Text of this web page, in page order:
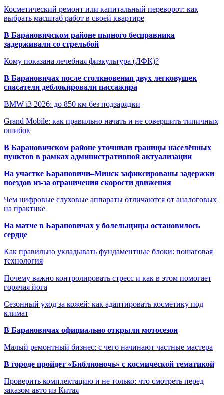
Косметический ремонт или капитальный переворот: как
выбрать масштаб работ в своей квартире
В Барановичском районе пьяного бесправника
задерживали со стрельбой
Кому показана лечебная физкультура (ЛФК)?
В Барановичах после столкновения двух легковушек
спасатели деблокировали пассажира
BMW i3 2026: до 850 км без подзарядки
Grand Mobile: как правильно начать и не совершить типичных
ошибок
В Барановичском районе уточнили границы населённых
пунктов в рамках административной актуализации
На участке Барановичи–Минск зафиксированы задержки
поездов из-за ограничения скорости движения
Чем цифровые слуховые аппараты отличаются от аналоговых
на практике
На матче в Барановичах у болельщицы остановилось
сердце
Как правильно укладывать фундаментные блоки: пошаговая
технология
Почему важно контролировать стресс и как в этом помогает
горячая йога
Сезонный уход за кожей: как адаптировать косметику под
климат
В Барановичах официально открыли мотосезон
Малый ремонтный бизнес: с чего начинают частные мастера
В городе пройдет «Библионочь» с космической тематикой
Проверить комплектацию и не только: что смотреть перед
заказом авто из Китая